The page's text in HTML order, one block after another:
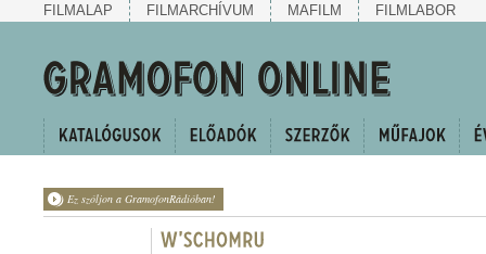
FILMALAP FILMARCHÍVUM MAFILM FILMLABOR
Ez szóljon a GramofonRádióban!